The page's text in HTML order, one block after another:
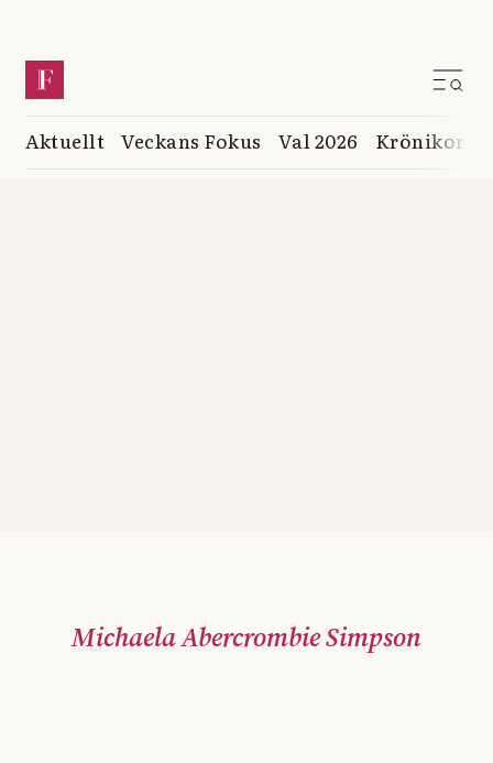
Aktuellt Veckans Fokus Val 2026 Krönikor
Michaela Abercrombie Simpson